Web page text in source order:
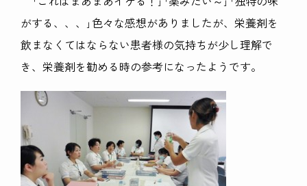
がする、、、｣色々な感想がありましたが、栄養剤を
飲まなくてはならない患者様の気持ちが少し理解で
き、栄養剤を勧める時の参考になったようです。